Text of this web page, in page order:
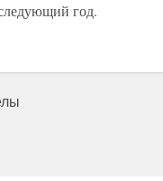
год.